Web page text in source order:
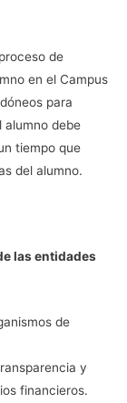
de
en el Campus
para
alumno debe
tiempo que
del alumno.
las entidades
de
y
financieros.